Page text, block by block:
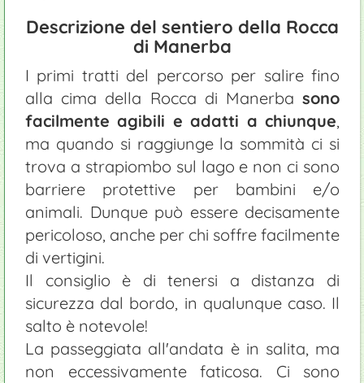
Descrizione del sentiero della Rocca
di Manerba
I primi tratti del percorso per salire fino
alla cima della Rocca di Manerba sono
facilmente agibili e adatti a chiunque,
ma quando si raggiunge la sommità ci si
trova a strapiombo sul lago e non ci sono
barriere protettive per bambini e/o
animali. Dunque può essere decisamente
pericoloso, anche per chi soffre facilmente
di vertigini.
Il consiglio è di tenersi a distanza di
sicurezza dal bordo, in qualunque caso. Il
salto è notevole!
La passeggiata all'andata è in salita, ma
non eccessivamente faticosa. Ci sono